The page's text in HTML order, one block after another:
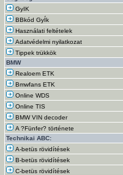
GyIK
BBkód GyÍk
Használati feltételek
Adatvédelmi nyilatkozat
Tippek trükkök
BMW
Realoem ETK
Bmwfans ETK
Online WDS
Online TIS
BMW VIN decoder
A ?Fünfer? története
Technikai ABC:
A-betüs rövidítések
B-betüs rövidítések
C-betüs rövidítések